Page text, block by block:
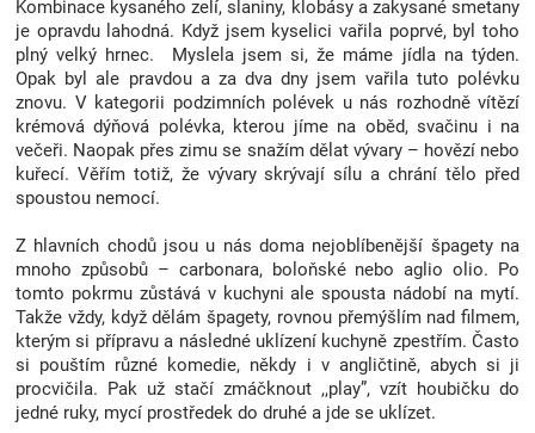
Blog
Hračkářství
Přihlášení
Kombinace kysaného zelí, slaniny, klobásy a zakysané smetany
je opravdu lahodná. Když jsem kyselici vařila poprvé, byl toho
plný velký hrnec. Myslela jsem si, že máme jídla na týden.
Opak byl ale pravdou a za dva dny jsem vařila tuto polévku
znovu. V kategorii podzimních polévek u nás rozhodně vítězí
krémová dýňová polévka, kterou jíme na oběd, svačinu i na
večeři. Naopak přes zimu se snažím dělat vývary – hovězí nebo
kuřecí. Věřím totiž, že vývary skrývají sílu a chrání tělo před
spoustou nemocí.
Z hlavních chodů jsou u nás doma nejoblíbenější špagety na
mnoho způsobů – carbonara, boloňské nebo aglio olio. Po
tomto pokrmu zůstává v kuchyni ale spousta nádobí na mytí.
Takže vždy, když dělám špagety, rovnou přemýšlím nad filmem,
kterým si přípravu a následné uklízení kuchyně zpestřím. Často
si pouštím různé komedie, někdy i v angličtině, abych si ji
procvičila. Pak už stačí zmáčknout ,,play”, vzít houbičku do
jedné ruky, mycí prostředek do druhé a jde se uklízet.